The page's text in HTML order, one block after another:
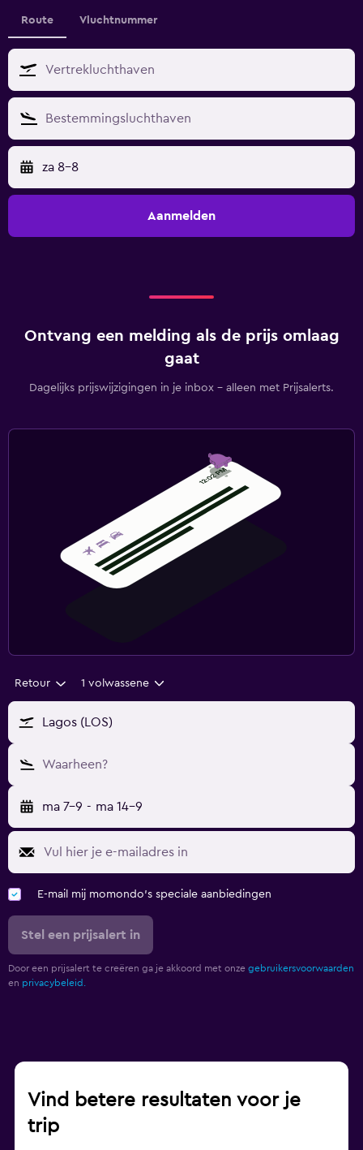
Route Vluchtnummer
za 8-8
Aanmelden
Ontvang een melding als de prijs omlaag
gaat
Dagelijks prijswijzigingen in je inbox - alleen met Prijsalerts.
Retour 1 volwassene
Lagos (LOS)
Waarheen?
ma 7-9 - ma 14-9
E-mail mij momondo's speciale aanbiedingen
Stel een prijsalert in
Door een prijsalert te creëren ga je akkoord met onze gebruikersvoorwaarden
en privacybeleid.
Vind betere resultaten voor je
trip